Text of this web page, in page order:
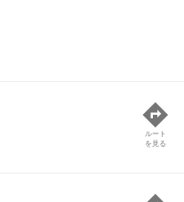
ルート
を見る